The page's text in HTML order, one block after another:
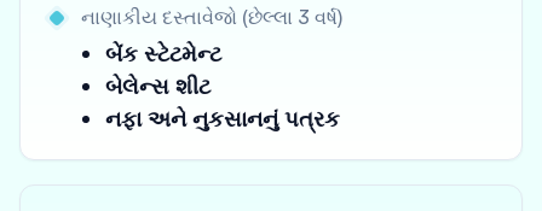
નાણાકીય દસ્તાવેજો (છેલ્લા 3 વર્ષ)
બેંક સ્ટેટમેન્ટ
બેલેન્સ શીટ
નફા અને નુકસાનનું પત્રક